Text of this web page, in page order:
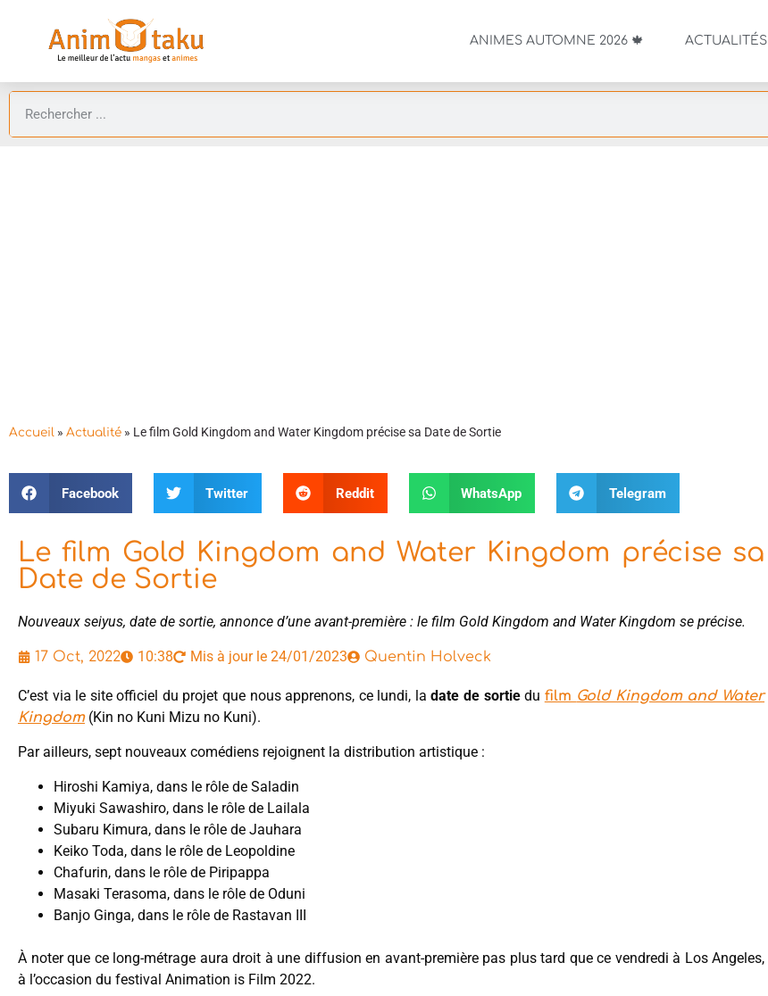
ANIMES AUTOMNE 2026 🍁 ACTUALITÉS
Accueil » Actualité » Le film Gold Kingdom and Water Kingdom précise sa Date de Sortie
Facebook Twitter Reddit WhatsApp Telegram
Le film Gold Kingdom and Water Kingdom précise sa
Date de Sortie
Nouveaux seiyus, date de sortie, annonce d’une avant-première : le film Gold Kingdom and Water Kingdom se précise.
17 Oct, 2022 10:38 Mis à jour le 24/01/2023 Quentin Holveck
C’est via le site officiel du projet que nous apprenons, ce lundi, ladate de sortiedu film Gold Kingdom and Water
Kingdom(Kin no Kuni Mizu no Kuni).
Par ailleurs, sept nouveaux comédiens rejoignent la distribution artistique :
Hiroshi Kamiya, dans le rôle de Saladin
Miyuki Sawashiro, dans le rôle de Lailala
Subaru Kimura, dans le rôle de Jauhara
Keiko Toda, dans le rôle de Leopoldine
Chafurin, dans le rôle de Piripappa
Masaki Terasoma, dans le rôle de Oduni
Banjo Ginga, dans le rôle de Rastavan III
À noter que ce long-métrage aura droit à une diffusion en avant-première pas plus tard que ce vendredi à Los Angeles,
à l’occasion du festival Animation is Film 2022.